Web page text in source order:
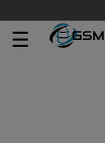
☰